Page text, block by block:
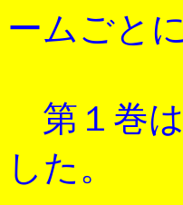
ームごと
第１巻
した。